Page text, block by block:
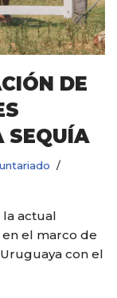
DE
SEQUÍA
actual
el marco de
con el